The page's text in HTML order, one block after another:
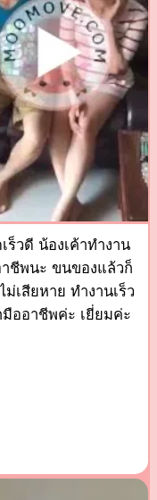
ร็วดี น้องเค้าทำงาน
ชีพนะ ขนของแล้วก็
ม่เสียหาย ทำงานเร็ว
มืออาชีพค่ะ เยี่ยมค่ะ